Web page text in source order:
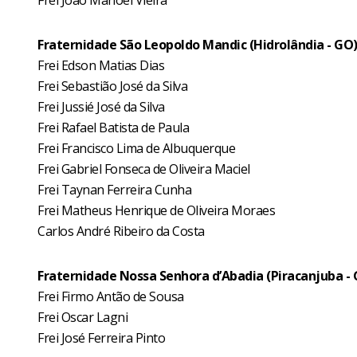
Fraternidade São Leopoldo Mandic (Hidrolândia - GO)
Frei Edson Matias Dias
Frei Sebastião José da Silva
Frei Jussié José da Silva
Frei Rafael Batista de Paula
Frei Francisco Lima de Albuquerque
Frei Gabriel Fonseca de Oliveira Maciel
Frei Taynan Ferreira Cunha
Frei Matheus Henrique de Oliveira Moraes
Carlos André Ribeiro da Costa
Fraternidade Nossa Senhora d’Abadia (Piracanjuba -
Frei Firmo Antão de Sousa
Frei Oscar Lagni
Frei José Ferreira Pinto